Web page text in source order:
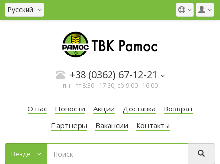
Русский
+38 (0362) 67-12-21
пн - пт 8:30 - 17:30; сб 9:00 - 16:00
О нас Новости Акции Доставка
Возврат
Партнеры
Вакансии Контакты
Везде